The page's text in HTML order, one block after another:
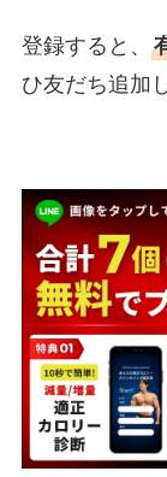
登録すると、
ひ友だち追加